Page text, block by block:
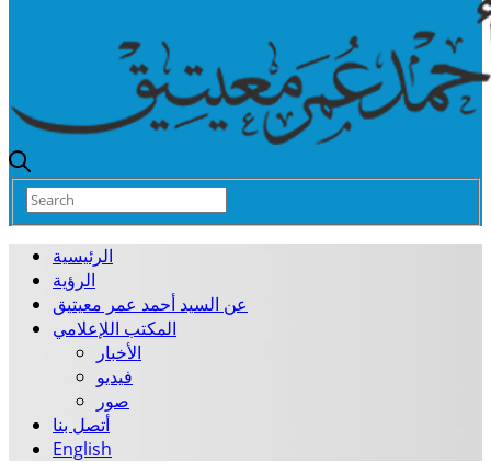
الرئيسية
الرؤية
عن السيد أحمد عمر معيتيق
المكتب اللإعلامي
الأخبار
فيديو
صور
أتصل بنا
English